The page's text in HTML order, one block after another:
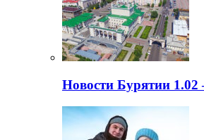
Новости Бурятии